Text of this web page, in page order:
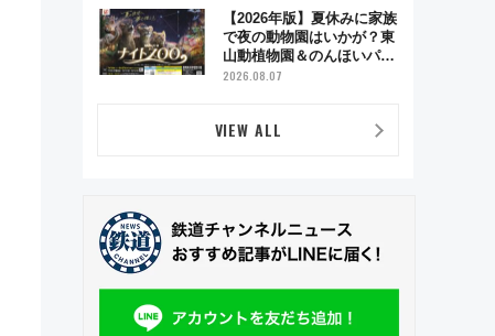
点まとめ
【2026年版】夏休みに家族
で夜の動物園はいかが？東
山動植物園＆のんほいパー
ク「ナイトZOO」開催情報
2026.08.07
VIEW ALL